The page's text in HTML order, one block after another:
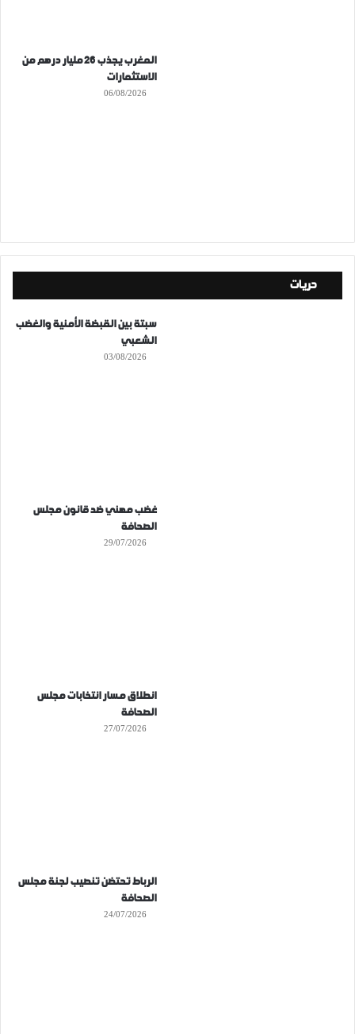
المغرب يجذب 26 مليار درهم من
الاستثمارات
06/08/2026
حريات
سبتة بين القبضة الأمنية والغضب
الشعبي
03/08/2026
غضب مهني ضد قانون مجلس
الصحافة
29/07/2026
انطلاق مسار انتخابات مجلس
الصحافة
27/07/2026
الرباط تحتضن تنصيب لجنة مجلس
الصحافة
24/07/2026